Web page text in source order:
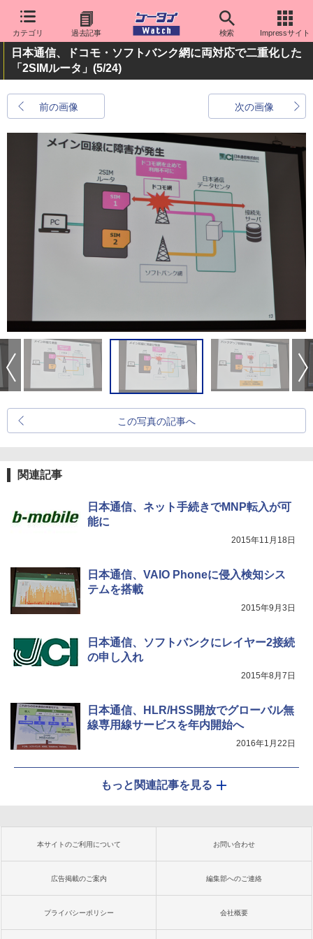
カテゴリ 過去記事 検索 Impressサイト
日本通信、ドコモ・ソフトバンク網に両対応で二重化した
「2SIMルータ」 (5/24)
前の画像 次の画像
この写真の記事へ
関連記事
日本通信、ネット手続きでMNP転入が可
能に
2015年11月18日
日本通信、VAIO Phoneに侵入検知シス
テムを搭載
2015年9月3日
日本通信、ソフトバンクにレイヤー2接続
の申し入れ
2015年8月7日
日本通信、HLR/HSS開放でグローバル無
線専用線サービスを年内開始へ
2016年1月22日
もっと関連記事を見る
本サイトのご利用について お問い合わせ
広告掲載のご案内 編集部へのご連絡
プライバシーポリシー 会社概要